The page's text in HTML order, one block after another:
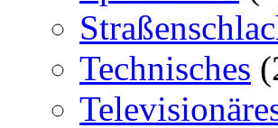
Technisches